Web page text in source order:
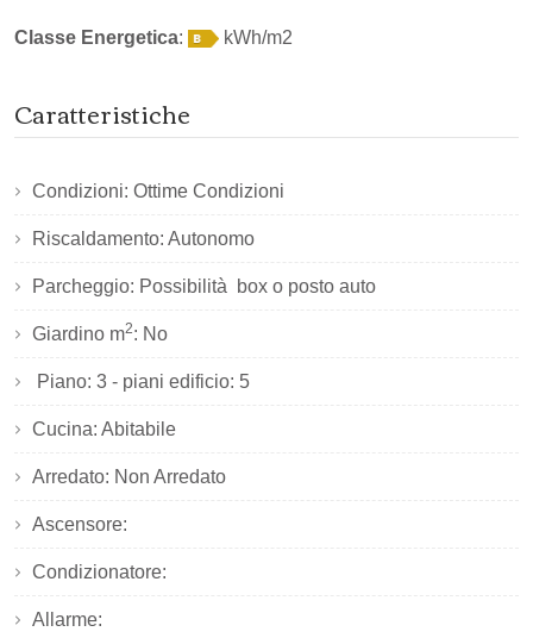
Classe Energetica: kWh/m2
Caratteristiche
Condizioni: Ottime Condizioni
Riscaldamento: Autonomo
Parcheggio: Possibilità box o posto auto
Giardino m2: No
Piano: 3 - piani edificio: 5
Cucina: Abitabile
Arredato: Non Arredato
Ascensore:
Condizionatore:
Allarme: